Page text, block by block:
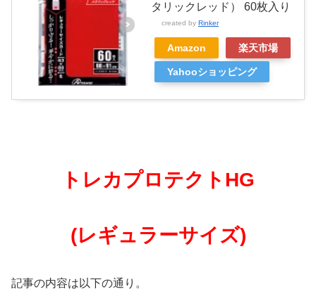
タリックレッド） 60枚入り
created by Rinker
Amazon 楽天市場
Yahooショッピング
トレカプロテクトHG
(レギュラーサイズ)
記事の内容は以下の通り。